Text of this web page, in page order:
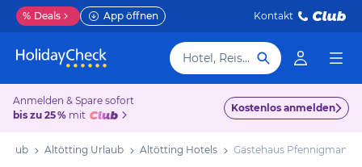
% Deals App öffnen Kontakt
Hotel, Reiseziel
Anmelden & Spare sofort
bis zu 25 % mit
Kostenlos anmelden
Altötting Urlaub Altötting Hotels Gästehaus Pfennigmann